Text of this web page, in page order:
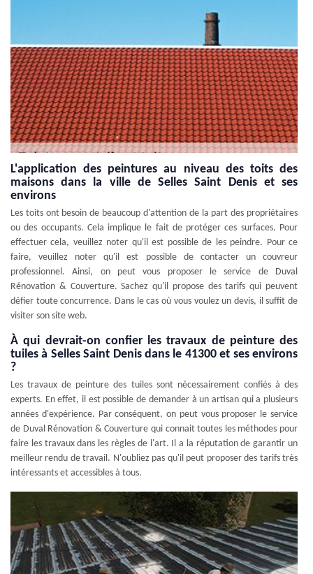
L'application des peintures au niveau des toits des
maisons dans la ville de Selles Saint Denis et ses
environs
Les toits ont besoin de beaucoup d'attention de la part des propriétaires
ou des occupants. Cela implique le fait de protéger ces surfaces. Pour
effectuer cela, veuillez noter qu'il est possible de les peindre. Pour ce
faire, veuillez noter qu'il est possible de contacter un couvreur
professionnel. Ainsi, on peut vous proposer le service de Duval
Rénovation & Couverture. Sachez qu'il propose des tarifs qui peuvent
défier toute concurrence. Dans le cas où vous voulez un devis, il suffit de
visiter son site web.
À qui devrait-on confier les travaux de peinture des
tuiles à Selles Saint Denis dans le 41300 et ses environs
?
Les travaux de peinture des tuiles sont nécessairement confiés à des
experts. En effet, il est possible de demander à un artisan qui a plusieurs
années d'expérience. Par conséquent, on peut vous proposer le service
de Duval Rénovation & Couverture qui connait toutes les méthodes pour
faire les travaux dans les règles de l'art. Il a la réputation de garantir un
meilleur rendu de travail. N'oubliez pas qu'il peut proposer des tarifs très
intéressants et accessibles à tous.